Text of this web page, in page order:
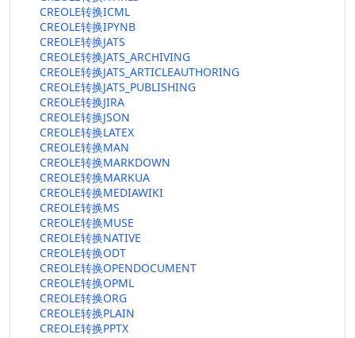
CREOLE转换ICML
CREOLE转换IPYNB
CREOLE转换JATS
CREOLE转换JATS_ARCHIVING
CREOLE转换JATS_ARTICLEAUTHORING
CREOLE转换JATS_PUBLISHING
CREOLE转换JIRA
CREOLE转换JSON
CREOLE转换LATEX
CREOLE转换MAN
CREOLE转换MARKDOWN
CREOLE转换MARKUA
CREOLE转换MEDIAWIKI
CREOLE转换MS
CREOLE转换MUSE
CREOLE转换NATIVE
CREOLE转换ODT
CREOLE转换OPENDOCUMENT
CREOLE转换OPML
CREOLE转换ORG
CREOLE转换PLAIN
CREOLE转换PPTX